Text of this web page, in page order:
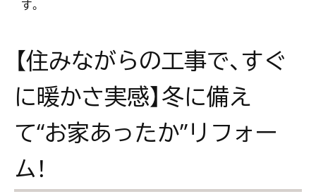
す。
【住みながらの工事で、すぐ
に暖かさ実感】冬に備え
て“お家あったか”リフォー
ム！